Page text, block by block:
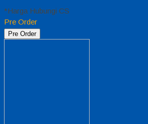
*Harga Hubungi CS
Pre Order
Pre Order